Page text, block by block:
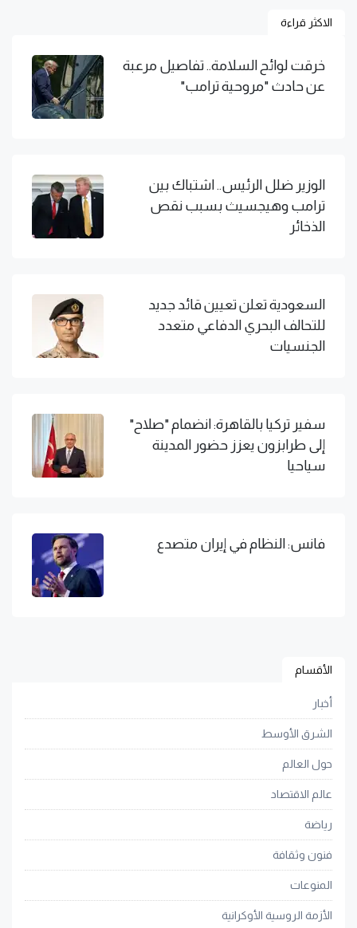
الاكثر قراءة
خرقت لوائح السلامة.. تفاصيل مرعبة
عن حادث "مروحية ترامب"
الوزير ضلل الرئيس.. اشتباك بين
ترامب وهيجسيث بسبب نقص
الذخائر
السعودية تعلن تعيين قائد جديد
للتحالف البحري الدفاعي متعدد
الجنسيات
سفير تركيا بالقاهرة: انضمام "صلاح"
إلى طرابزون يعزز حضور المدينة
سياحيا
فانس: النظام في إيران متصدع
الأقسام
أخبار
الشرق الأوسط
حول العالم
عالم الاقتصاد
رياضة
فنون وثقافة
المنوعات
الأزمة الروسية الأوكرانية